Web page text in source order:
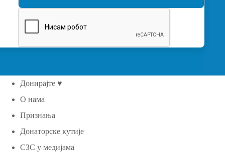
Донирајте ♥
О нама
Признања
Донаторске кутије
СЗС у медијама